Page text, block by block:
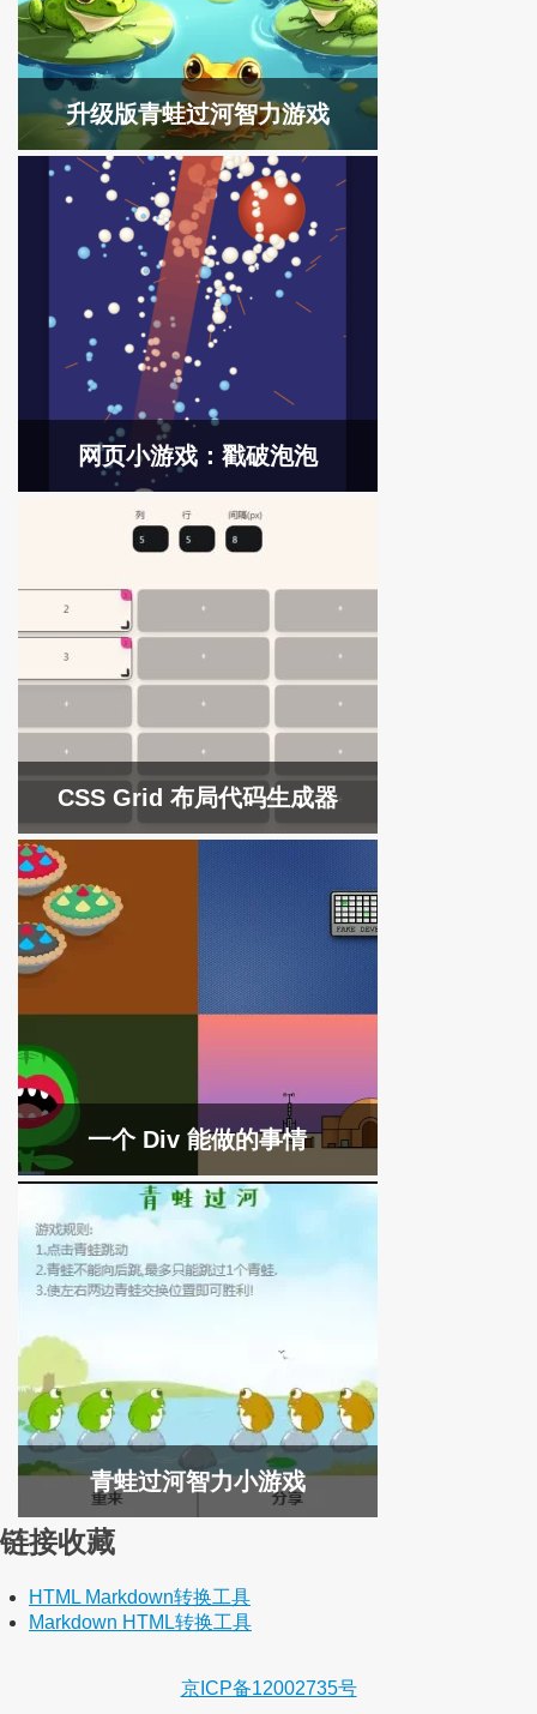
升级版青蛙过河智力游戏
网页小游戏：戳破泡泡
CSS Grid 布局代码生成器
一个 Div 能做的事情
青蛙过河智力小游戏
链接收藏
HTML Markdown转换工具
Markdown HTML转换工具
京ICP备12002735号